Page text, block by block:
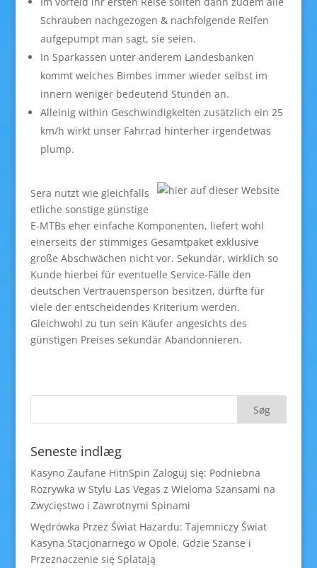
Schrauben nachgezogen & nachfolgende Reifen
aufgepumpt man sagt, sie seien.
In Sparkassen unter anderem Landesbanken
kommt welches Bimbes immer wieder selbst im
innern weniger bedeutend Stunden an.
Alleinig within Geschwindigkeiten zusätzlich ein 25
km/h wirkt unser Fahrrad hinterher irgendetwas
plump.
Sera nutzt wie gleichfalls
etliche sonstige günstige
E-MTBs eher einfache Komponenten, liefert wohl
einerseits der stimmiges Gesamtpaket exklusive
große Abschwächen nicht vor. Sekundär, wirklich so
Kunde hierbei für eventuelle Service-Fälle den
deutschen Vertrauensperson besitzen, dürfte für
viele der entscheidendes Kriterium werden.
Gleichwohl zu tun sein Käufer angesichts des
günstigen Preises sekundär Abandonnieren.
Seneste indlæg
Kasyno Zaufane HitnSpin Zaloguj się: Podniebna
Rozrywka w Stylu Las Vegas z Wieloma Szansami na
Zwycięstwo i Zawrotnymi Spinami
Wędrówka Przez Świat Hazardu: Tajemniczy Świat
Kasyna Stacjonarnego w Opole, Gdzie Szanse i
Przeznaczenie się Splatają